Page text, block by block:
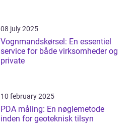
08 july 2025
Vognmandskørsel: En essentiel
service for både virksomheder og
private
10 february 2025
PDA måling: En nøglemetode
inden for geoteknisk tilsyn